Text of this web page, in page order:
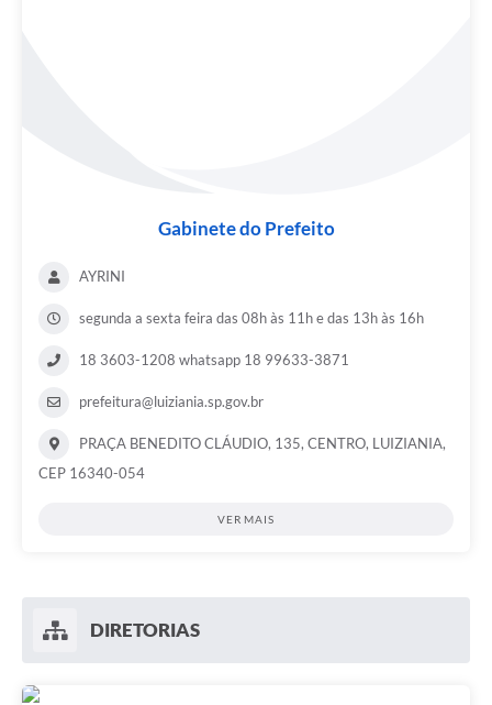
Gabinete do Prefeito
AYRINI
segunda a sexta feira das 08h às 11h e das 13h às 16h
18 3603-1208 whatsapp 18 99633-3871
prefeitura@luiziania.sp.gov.br
PRAÇA BENEDITO CLÁUDIO, 135, CENTRO, LUIZIANIA,
CEP 16340-054
VER MAIS
DIRETORIAS